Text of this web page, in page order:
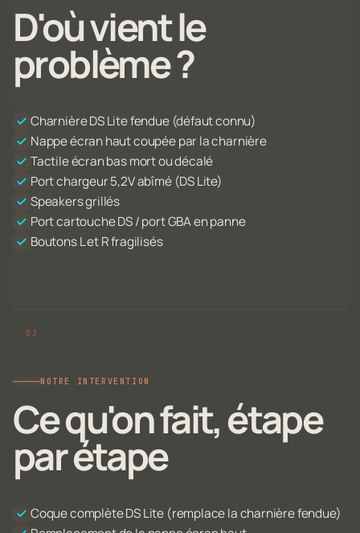
D'où vient le
problème ?
Charnière DS Lite fendue (défaut connu)
Nappe écran haut coupée par la charnière
Tactile écran bas mort ou décalé
Port chargeur 5,2V abîmé (DS Lite)
Speakers grillés
Port cartouche DS / port GBA en panne
Boutons L et R fragilisés
NOTRE INTERVENTION
Ce qu'on fait, étape
par étape
Coque complète DS Lite (remplace la charnière fendue)